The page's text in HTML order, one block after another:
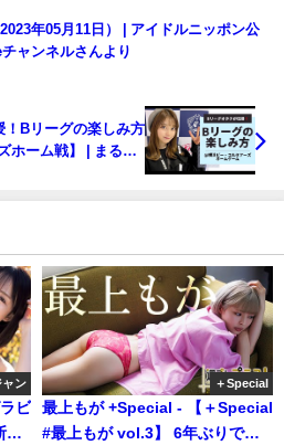
年05月11日） | アイドルニッポン公
ャンネルさんより
！Bリーグの楽しみ方
ホーム戦】 | まるぴ /
ャン
ビ
＋Special
最上もが +Special - 【＋Special
#最上もが vol.3】 6年ぶりでも